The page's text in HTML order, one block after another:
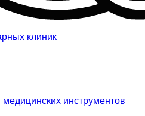
клиник
инструментов